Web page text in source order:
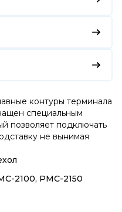
контуры терминала
специальным
позволяет подключать
не вынимая
2100, PMC-2150